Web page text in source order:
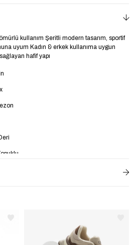
kullanım Şeritli modern tasarım, sportif
uyum Kadın & erkek kullanıma uygun
hafif yapı